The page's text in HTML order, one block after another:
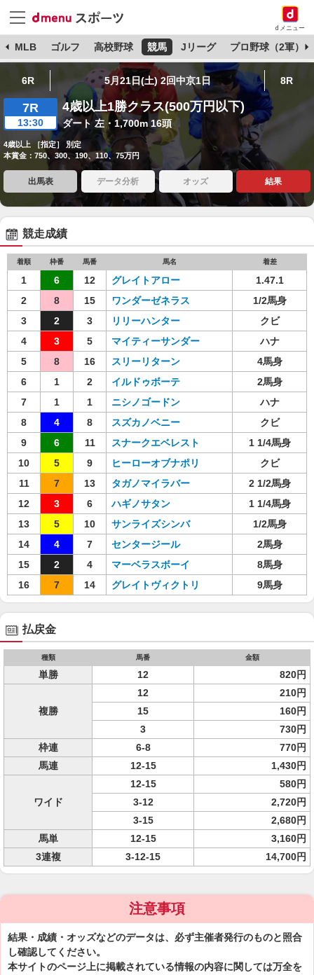
dメニュー
MLB ゴルフ 高校野球 競馬 Jリーグ プロ野球（2軍）
6R 5月21日(土) 2回中京1日 8R
7R
13:30
4歳以上1勝クラス(500万円以下)
ダート 左・1,700m 16頭
4歳以上 ［指定］ 別定
本賞金：750、300、190、110、75万円
出馬表 データ分析 オッズ 結果
競走成績
着順 枠番 馬番 馬名 着差
1 6 12 グレイトアロー
1.47.1
2
8 15 ワンダーゼネラス
1/2馬身
3
2 3 リリーハンター
クビ
4
3 5 マイティーサンダー
ハナ
5
8 16 スリーリターン
4馬身
6
1 2 イルドゥボーテ
2馬身
7
1 1 ニシノゴードン
ハナ
8
4 8 スズカノベニー
クビ
9
6 11 スナークエベレスト
1 1/4馬身
10
5 9 ヒーローオブナポリ
クビ
11
7 13 タガノマイラバー
2 1/2馬身
12
3 6 ハギノサタン
1 1/4馬身
13
5 10 サンライズシンバ
1/2馬身
14
4 7 センタージール
2馬身
15
2 4 マーベラスボーイ
8馬身
16
7 14 グレイトヴィクトリ 9馬身
払戻金
種類 馬番 金額
単勝 12 820円
複勝
12
210円
15
160円
3
730円
枠連
6-8
770円
馬連
12-15 1,430円
ワイド
12-15
580円
3-12
2,720円
3-15
2,680円
馬単
12-15
3,160円
3連複
3-12-15 14,700円
注意事項
結果・成績・オッズなどのデータは、必ず主催者発行のものと照合
し確認してください。
本サイトのページ上に掲載されている情報の内容に関しては万全を